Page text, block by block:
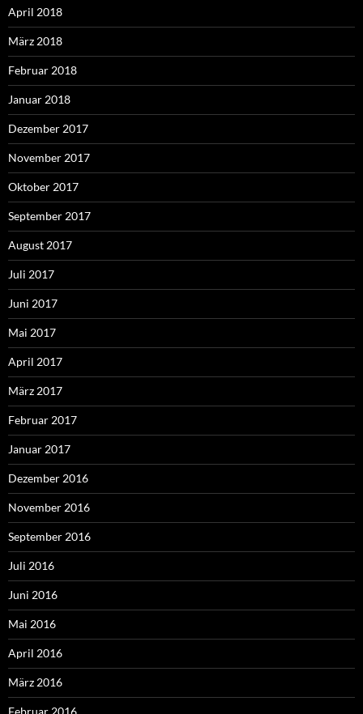
April 2018
März 2018
Februar 2018
Januar 2018
Dezember 2017
November 2017
Oktober 2017
September 2017
August 2017
Juli 2017
Juni 2017
Mai 2017
April 2017
März 2017
Februar 2017
Januar 2017
Dezember 2016
November 2016
September 2016
Juli 2016
Juni 2016
Mai 2016
April 2016
März 2016
Februar 2016